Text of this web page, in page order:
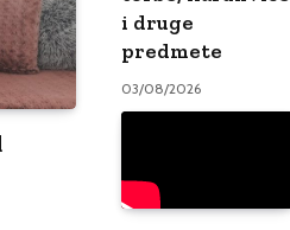
i druge
predmete
03/08/2026